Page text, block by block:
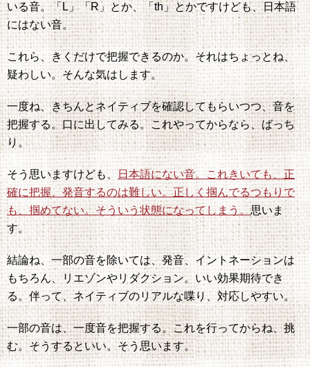
いる音。「L」「R」とか、「th」とかですけども、日本語
にはない音。
これら、きくだけで把握できるのか。それはちょっとね、
疑わしい。そんな気はします。
一度ね、きちんとネイティブを確認してもらいつつ、音を
把握する。口に出してみる。これやってからなら、ばっち
り。
そう思いますけども、日本語にない音。これきいても、正
確に把握、発音するのは難しい。正しく掴んでるつもりで
も、掴めてない。そういう状態になってしまう。思いま
す。
結論ね、一部の音を除いては、発音、イントネーションは
もちろん、リエゾンやリダクション。いい効果期待でき
る。伴って、ネイティブのリアルな喋り、対応しやすい。
一部の音は、一度音を把握する。これを行ってからね、挑
む。そうするといい。そう思います。